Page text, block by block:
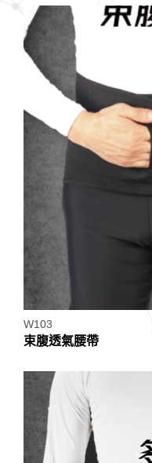
W103
束腹透氣腰帶